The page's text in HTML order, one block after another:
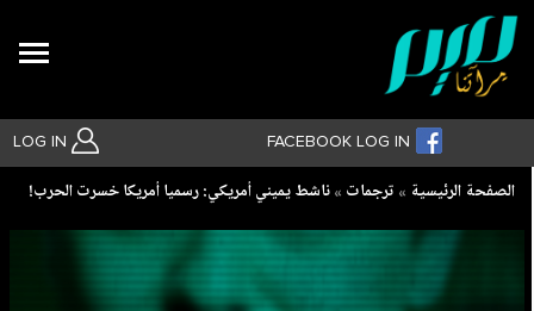
LOG IN FACEBOOK LOG IN
Breadcrumb
الصفحة الرئيسية ترجمات ناشط يميني أمريكي: رسميا أمريكا خسرت الحرب!